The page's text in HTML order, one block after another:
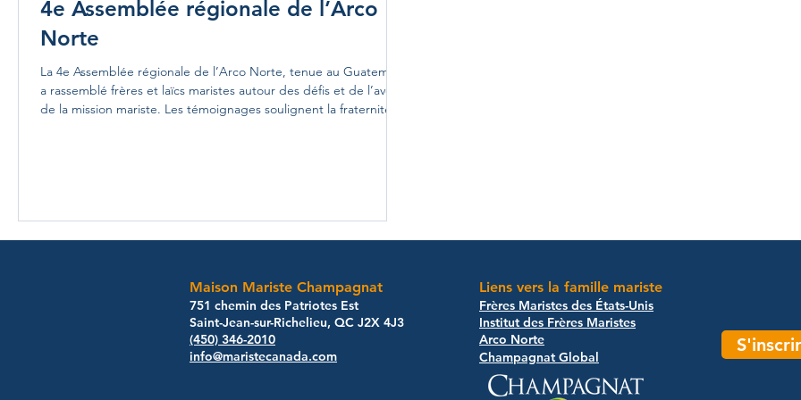
4e Assemblée régionale de l’Arco
Norte
La 4e Assemblée régionale de l’Arco Norte, tenue au Guatemala,
a rassemblé frères et laïcs maristes autour des défis et de l’avenir
de la mission mariste. Les témoignages soulignent la fraternité,
Maison Mariste Champagnat
​751 chemin des Patriotes Est
Saint-Jean-sur-Richelieu, QC J2X 4J3
(450) 346-2010
info@maristecanada.com
Liens vers la famille mariste
Frères Maristes des États-Unis
Institut des Frères Maristes
Arco Norte​
Champagnat Global